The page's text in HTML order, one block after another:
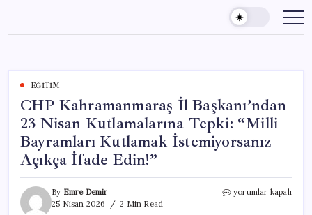
content
EĞITIM
CHP Kahramanmaraş İl Başkanı’ndan
23 Nisan Kutlamalarına Tepki: “Milli
Bayramları Kutlamak İstemiyorsanız
Açıkça İfade Edin!”
By Emre Demir
25 Nisan 2026
2 Min Read
CHP
yorumlar kapalı